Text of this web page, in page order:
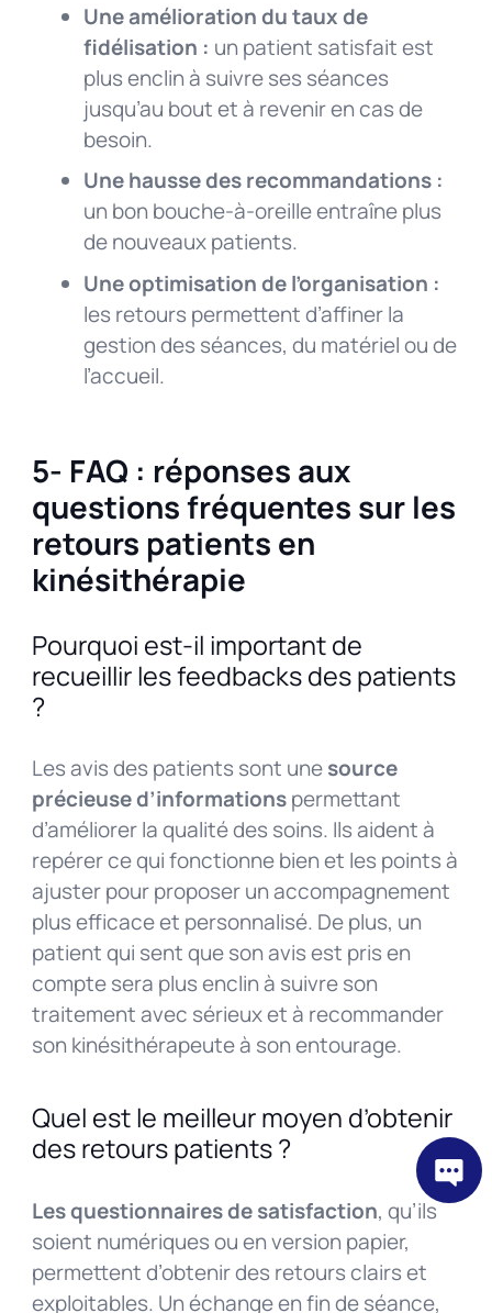
Une amélioration du taux de
fidélisation : un patient satisfait est
plus enclin à suivre ses séances
jusqu’au bout et à revenir en cas de
besoin.
Une hausse des recommandations :
un bon bouche-à-oreille entraîne plus
de nouveaux patients.
Une optimisation de l’organisation :
les retours permettent d’affiner la
gestion des séances, du matériel ou de
l’accueil.
5- FAQ : réponses aux
questions fréquentes sur les
retours patients en
kinésithérapie
Pourquoi est-il important de
recueillir les feedbacks des patients
?
Les avis des patients sont unesource
précieuse d’informationspermettant
d’améliorer la qualité des soins. Ils aident à
repérer ce qui fonctionne bien et les points à
ajuster pour proposer un accompagnement
plus efficace et personnalisé. De plus, un
patient qui sent que son avis est pris en
compte sera plus enclin à suivre son
traitement avec sérieux et à recommander
son kinésithérapeute à son entourage.
Quel est le meilleur moyen d’obtenir
des retours patients ?
Les questionnaires de satisfaction, qu’ils
soient numériques ou en version papier,
permettent d’obtenir des retours clairs et
exploitables. Un échange en fin de séance,